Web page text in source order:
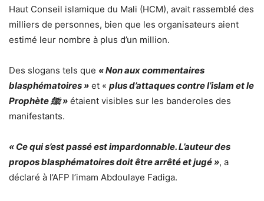
Haut Conseil islamique du Mali (HCM), avait rassemblé des
milliers de personnes, bien que les organisateurs aient
estimé leur nombre à plus d’un million.
Des slogans tels que « Non aux commentaires
blasphématoires » et « plus d’attaques contre l’islam et le
Prophète ﷺ » étaient visibles sur les banderoles des
manifestants.
« Ce qui s’est passé est impardonnable. L’auteur des
propos blasphématoires doit être arrêté et jugé », a
déclaré à l’AFP l’imam Abdoulaye Fadiga.